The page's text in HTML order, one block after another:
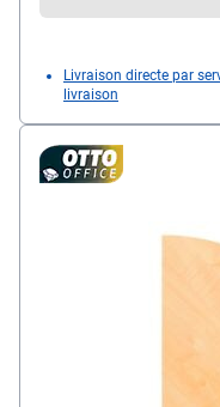
Livraison directe par
livraison